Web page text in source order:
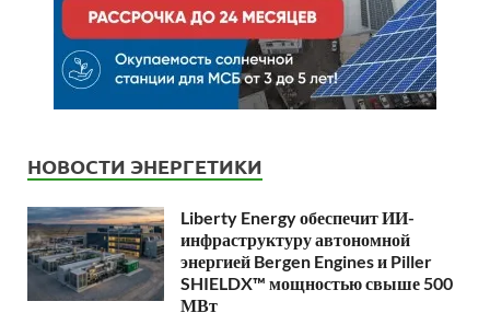
НОВОСТИ ЭНЕРГЕТИКИ
Liberty Energy обеспечит ИИ-
инфраструктуру автономной
энергией Bergen Engines и Piller
SHIELDX™ мощностью свыше 500
МВт